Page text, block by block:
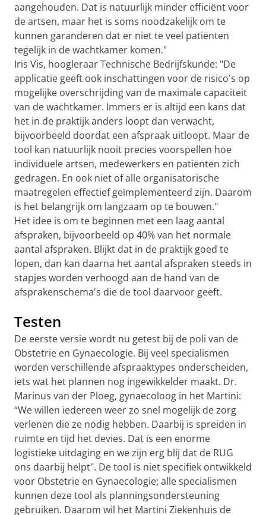
aangehouden. Dat is natuurlijk minder efficiënt voor
de artsen, maar het is soms noodzakelijk om te
kunnen garanderen dat er niet te veel patiënten
tegelijk in de wachtkamer komen."
Iris Vis, hoogleraar Technische Bedrijfskunde: "De
applicatie geeft ook inschattingen voor de risico's op
mogelijke overschrijding van de maximale capaciteit
van de wachtkamer. Immers er is altijd een kans dat
het in de praktijk anders loopt dan verwacht,
bijvoorbeeld doordat een afspraak uitloopt. Maar de
tool kan natuurlijk nooit precies voorspellen hoe
individuele artsen, medewerkers en patiënten zich
gedragen. En ook niet of alle organisatorische
maatregelen effectief geïmplementeerd zijn. Daarom
is het belangrijk om langzaam op te bouwen."
Het idee is om te beginnen met een laag aantal
afspraken, bijvoorbeeld op 40% van het normale
aantal afspraken. Blijkt dat in de praktijk goed te
lopen, dan kan daarna het aantal afspraken steeds in
stapjes worden verhoogd aan de hand van de
afsprakenschema's die de tool daarvoor geeft.
Testen
De eerste versie wordt nu getest bij de poli van de
Obstetrie en Gynaecologie. Bij veel specialismen
worden verschillende afspraaktypes onderscheiden,
iets wat het plannen nog ingewikkelder maakt. Dr.
Marinus van der Ploeg, gynaecoloog in het Martini:
“We willen iedereen weer zo snel mogelijk de zorg
verlenen die ze nodig hebben. Daarbij is spreiden in
ruimte en tijd het devies. Dat is een enorme
logistieke uitdaging en we zijn erg blij dat de RUG
ons daarbij helpt". De tool is niet specifiek ontwikkeld
voor Obstetrie en Gynaecologie; alle specialismen
kunnen deze tool als planningsondersteuning
gebruiken. Daarom wil het Martini Ziekenhuis de